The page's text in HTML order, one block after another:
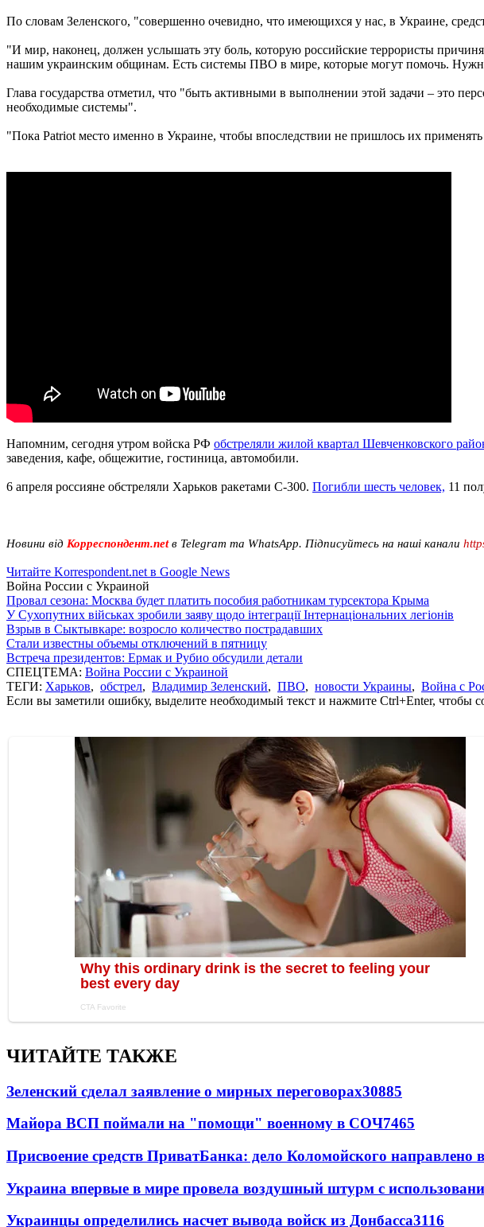
По словам Зеленского, "совершенно очевидно, что имеющихся у нас, в Украине,
"И мир, наконец, должен услышать эту боль, которую российские террористы
нашим украинским общинам. Есть системы ПВО в мире, которые могут помочь.
Глава государства отметил, что "быть активными в выполнении этой задачи – это
необходимые системы".
"Пока Patriot место именно в Украине, чтобы впоследствии не пришлось их
Напомним, сегодня утром войска РФ обстреляли жилой квартал Шевченковского
заведения, кафе, общежитие, гостиница, автомобили.
6 апреля россияне обстреляли Харьков ракетами С-300. Погибли шесть человек, 11
Новини від Корреспондент.netв Telegram та WhatsApp. Підписуйтесь на наші канали
Читайте Korrespondent.net в Google News
Война России с Украиной
Провал сезона: Москва будет платить пособия работникам турсектора Крыма
У Сухопутних військах зробили заяву щодо інтеграції Інтернаціональних легіонів
Взрыв в Сыктывкаре: возросло количество пострадавших
Стали известны объемы отключений в пятницу
Встреча президентов: Ермак и Рубио обсудили детали
СПЕЦТЕМА: Война России с Украиной
ТЕГИ: Харьков, обстрел, Владимир Зеленский, ПВО, новости Украины, Война с
Если вы заметили ошибку, выделите необходимый текст и нажмите Ctrl+Enter, чтобы
ЧИТАЙТЕ ТАКЖЕ
Зеленский сделал заявление о мирных переговорах30885
Майора ВСП поймали на "помощи" военному в СОЧ7465
Присвоение средств ПриватБанка: дело Коломойского направлено
Украина впервые в мире провела воздушный штурм с
Украинцы определились насчет вывода войск из Донбасса3116